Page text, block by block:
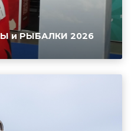
и РЫБАЛКИ 2026